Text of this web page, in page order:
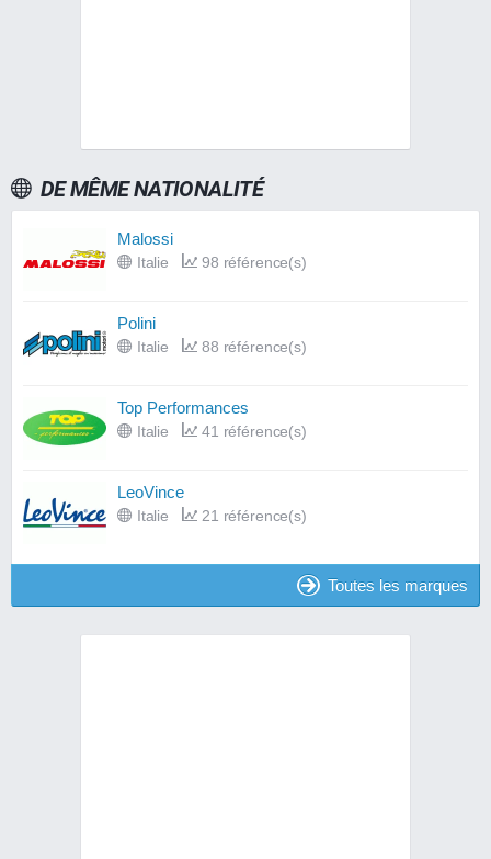
DE MÊME NATIONALITÉ
Malossi
Italie 98 référence(s)
Polini
Italie 88 référence(s)
Top Performances
Italie 41 référence(s)
LeoVince
Italie 21 référence(s)
Toutes les marques